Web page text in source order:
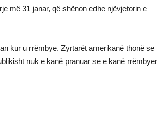
më 31 janar, që shënon edhe njëvjetorin e
kur u rrëmbye. Zyrtarët amerikanë thonë se
nuk e kanë pranuar se e kanë rrëmbyer